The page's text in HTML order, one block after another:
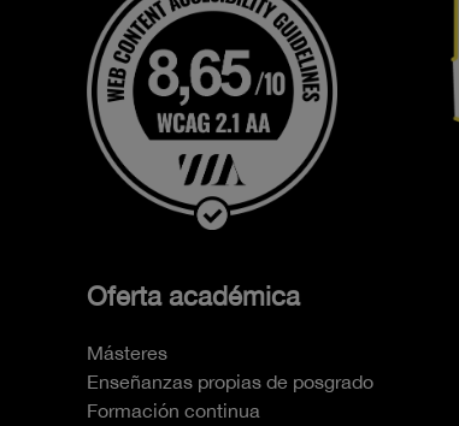
Oferta académica
Másteres
Enseñanzas propias de posgrado
Formación continua